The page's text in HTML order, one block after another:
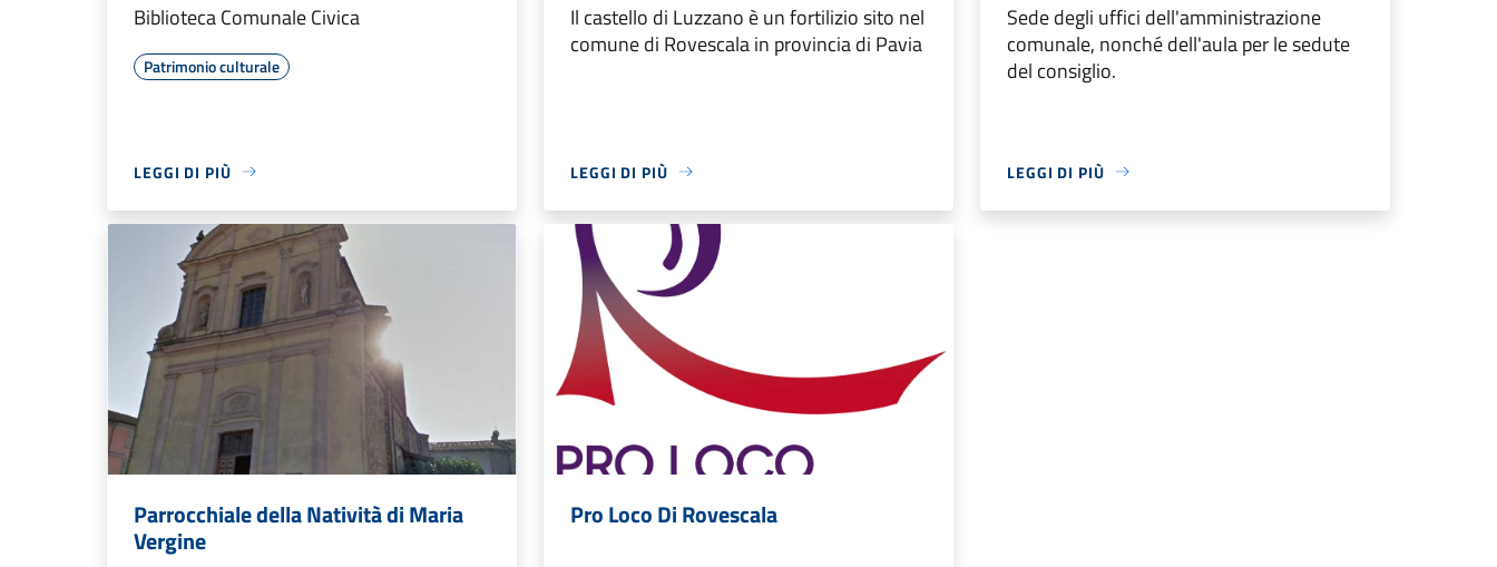
Biblioteca Comunale Civica
Patrimonio culturale
LEGGI DI PIÙ
Il castello di Luzzano è un fortilizio sito nel
comune di Rovescala in provincia di Pavia
LEGGI DI PIÙ
Sede degli uffici dell'amministrazione
comunale, nonché dell'aula per le sedute
del consiglio.
LEGGI DI PIÙ
Parrocchiale della Natività di Maria
Vergine
Pro Loco Di Rovescala